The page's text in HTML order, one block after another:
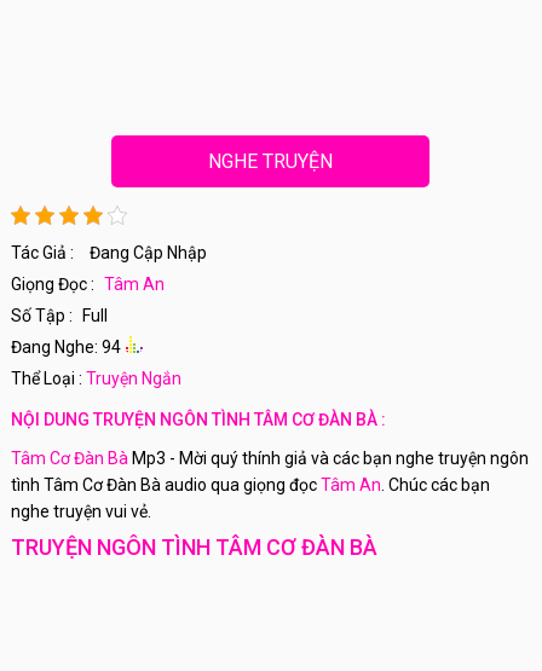
NGHE TRUYỆN
Tác Giả :
Đang Cập Nhập
Giọng Đọc : Tâm An
Số Tập :
Full
Đang Nghe: 94
Thể Loại : Truyện Ngắn
NỘI DUNG TRUYỆN NGÔN TÌNH TÂM CƠ ĐÀN BÀ :
Tâm Cơ Đàn Bà Mp3 - Mời quý thính giả và các bạn nghe truyện ngôn
tình Tâm Cơ Đàn Bà audio qua giọng đọcTâm An . Chúc các bạn
nghe truyện vui vẻ.
TRUYỆN NGÔN TÌNH TÂM CƠ ĐÀN BÀ